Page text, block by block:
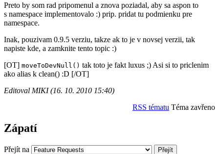
Preto by som rad pripomenul a znova poziadal, aby sa aspon to
s namespace implementovalo :) prip. pridat tu podmienku pre
namespace.
Inak, pouzivam 0.9.5 verziu, takze ak to je v novsej verzii, tak
napiste kde, a zamknite tento topic :)
[OT] moveToDevNull() tak toto je fakt luxus ;) Asi si to priclenim
ako alias k clean() :D [/OT]
Editoval MIKI (16. 10. 2010 15:40)
RSS tématu Téma zavřeno
Zápatí
Přejít na